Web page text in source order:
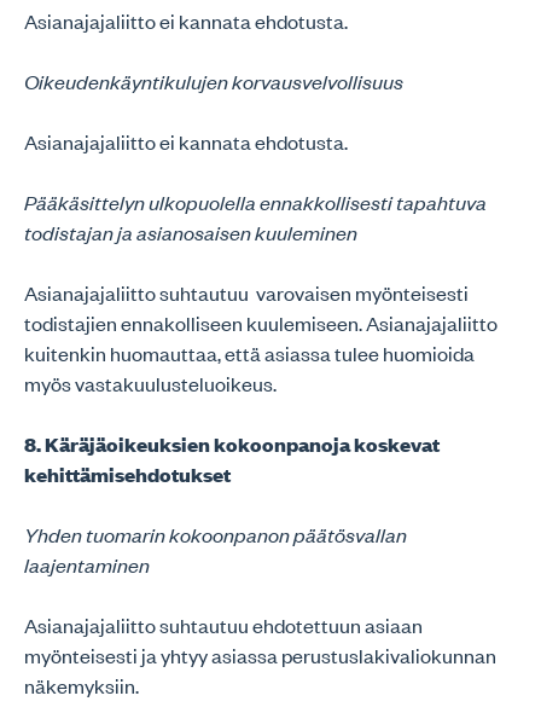
Asianajajaliitto ei kannata ehdotusta.
Oikeudenkäyntikulujen korvausvelvollisuus
Asianajajaliitto ei kannata ehdotusta.
Pääkäsittelyn ulkopuolella ennakkollisesti tapahtuva
todistajan ja asianosaisen kuuleminen
Asianajajaliitto suhtautuu varovaisen myönteisesti
todistajien ennakolliseen kuulemiseen. Asianajajaliitto
kuitenkin huomauttaa, että asiassa tulee huomioida
myös vastakuulusteluoikeus.
8. Käräjäoikeuksien kokoonpanoja koskevat
kehittämisehdotukset
Yhden tuomarin kokoonpanon päätösvallan
laajentaminen
Asianajajaliitto suhtautuu ehdotettuun asiaan
myönteisesti ja yhtyy asiassa perustuslakivaliokunnan
näkemyksiin.